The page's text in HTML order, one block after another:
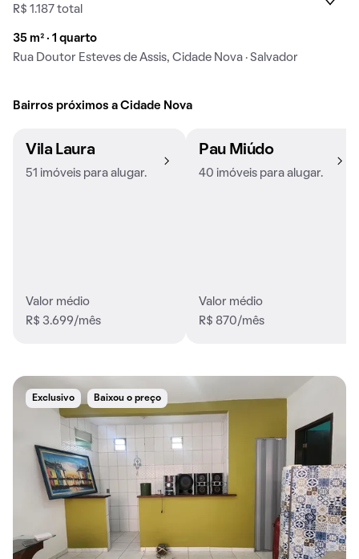
R$ 1.187 total
35 m² · 1 quarto
Rua Doutor Esteves de Assis, Cidade Nova · Salvador
Bairros próximos a Cidade Nova
Vila Laura
51 imóveis para alugar.
Valor médio
R$ 3.699/mês
Pau Miúdo
40 imóveis para alugar.
Valor médio
R$ 870/mês
Exclusivo Baixou o preço